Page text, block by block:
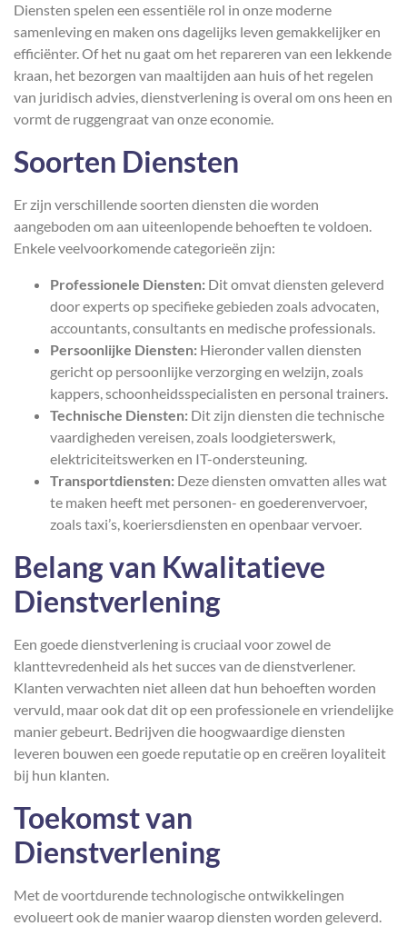
Diensten spelen een essentiële rol in onze moderne
samenleving en maken ons dagelijks leven gemakkelijker en
efficiënter. Of het nu gaat om het repareren van een lekkende
kraan, het bezorgen van maaltijden aan huis of het regelen
van juridisch advies, dienstverlening is overal om ons heen en
vormt de ruggengraat van onze economie.
Soorten Diensten
Er zijn verschillende soorten diensten die worden
aangeboden om aan uiteenlopende behoeften te voldoen.
Enkele veelvoorkomende categorieën zijn:
Professionele Diensten: Dit omvat diensten geleverd
door experts op specifieke gebieden zoals advocaten,
accountants, consultants en medische professionals.
Persoonlijke Diensten: Hieronder vallen diensten
gericht op persoonlijke verzorging en welzijn, zoals
kappers, schoonheidsspecialisten en personal trainers.
Technische Diensten: Dit zijn diensten die technische
vaardigheden vereisen, zoals loodgieterswerk,
elektriciteitswerken en IT-ondersteuning.
Transportdiensten: Deze diensten omvatten alles wat
te maken heeft met personen- en goederenvervoer,
zoals taxi’s, koeriersdiensten en openbaar vervoer.
Belang van Kwalitatieve
Dienstverlening
Een goede dienstverlening is cruciaal voor zowel de
klanttevredenheid als het succes van de dienstverlener.
Klanten verwachten niet alleen dat hun behoeften worden
vervuld, maar ook dat dit op een professionele en vriendelijke
manier gebeurt. Bedrijven die hoogwaardige diensten
leveren bouwen een goede reputatie op en creëren loyaliteit
bij hun klanten.
Toekomst van
Dienstverlening
Met de voortdurende technologische ontwikkelingen
evolueert ook de manier waarop diensten worden geleverd.